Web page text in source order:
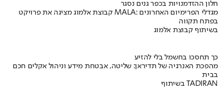
חלון ההזדמנויות בכפר גנים נסגר
קבוצת אלמוג מציגה את פרויקט MALA: מגדלי הפרימיום האחרונים
בפתח תקווה
בשיתוף קבוצת אלמוג
כך תחסכו בחשמל בלי להזיע
מהפכת האנרגיה של תדיראן: שליטה, אבטחת מידע וניהול אקלים חכם
בבית
בשיתוף TADIRAN